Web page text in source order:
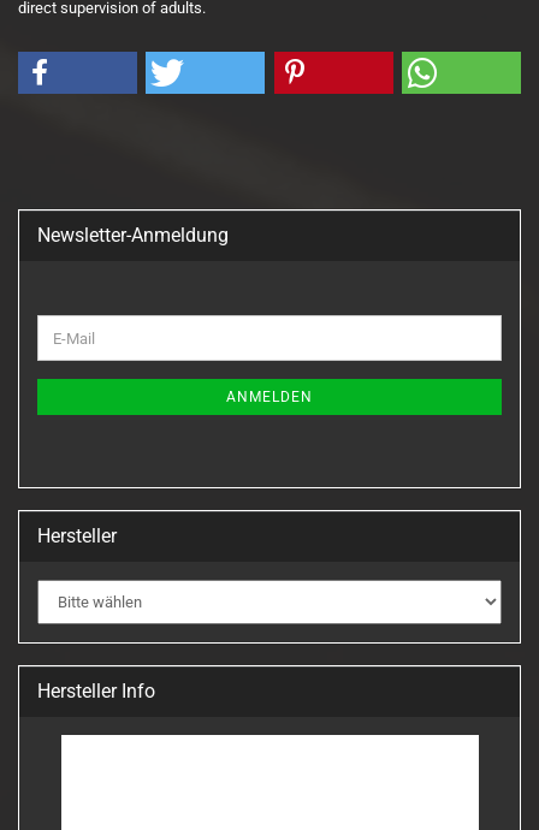
direct supervision of adults.
Newsletter-Anmeldung
ZUR
E-
Mail
ANMELDEN
Hersteller
Hersteller Info